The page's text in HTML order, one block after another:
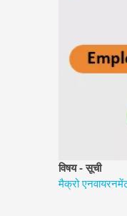
विषय - सूची
मैक्रो एनवायरनमेंट